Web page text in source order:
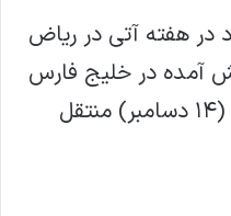
در هفته آتی در ریاض
آمده در خلیج فارس
و خاورمیانه به تاریخ ۲۳ آذر (۱۴ دسامبر) منتقل